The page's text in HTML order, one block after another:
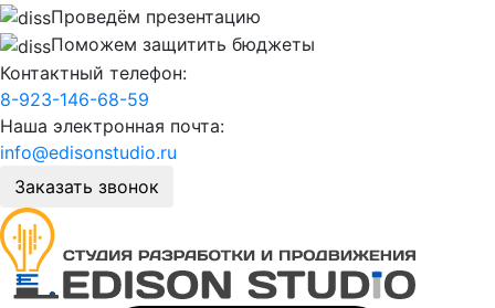
Проведём презентацию
Поможем защитить бюджеты
Контактный телефон:
8-923-146-68-59
Наша электронная почта:
info@edisonstudio.ru
Заказать звонок